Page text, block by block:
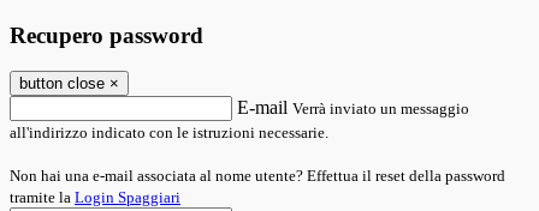
Recupero password
button close ×
E-mail Verrà inviato un messaggio
all'indirizzo indicato con le istruzioni necessarie.
Non hai una e-mail associata al nome utente? Effettua il reset della password
tramite la Login Spaggiari